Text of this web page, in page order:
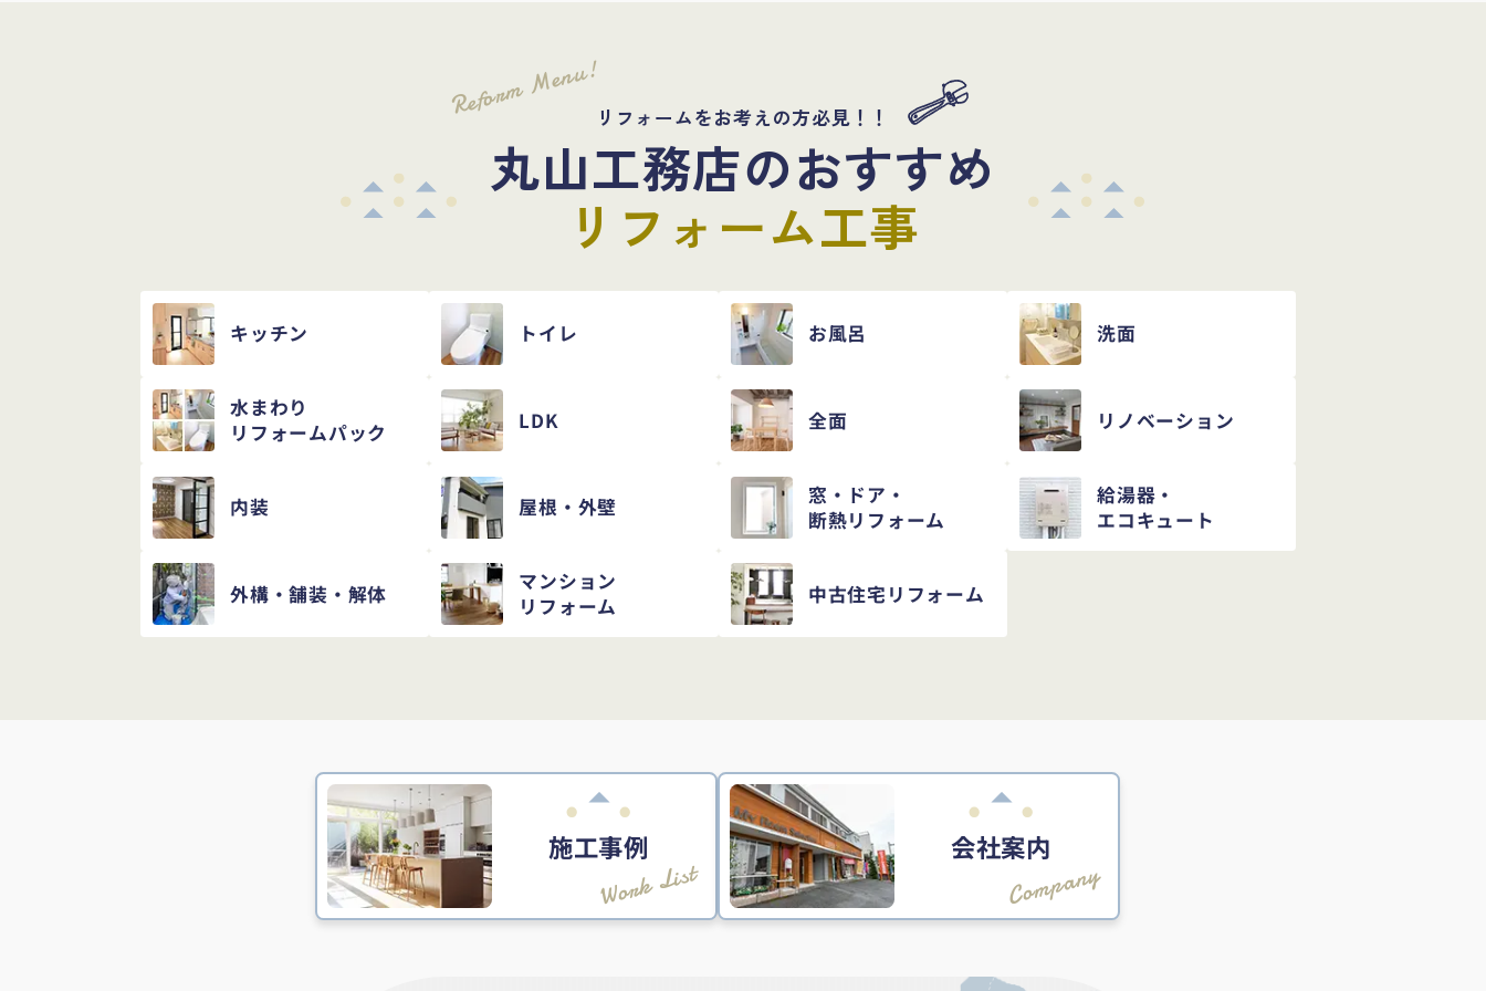
Reform Menu! リフォームをお考えの方必見！！
丸山工務店のおすすめ
リフォーム工事
キッチン トイレ お風呂 洗面
水まわり
リフォームパック
LDK 全面 リノベーション
内装 屋根・外壁
窓・ドア・
断熱リフォーム
給湯器・
エコキュート
外構・舗装・解体
マンション
リフォーム
中古住宅 リフォーム
施工事例
Work List
会社案内
Company